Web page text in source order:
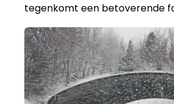
tegenkomt een betoverende